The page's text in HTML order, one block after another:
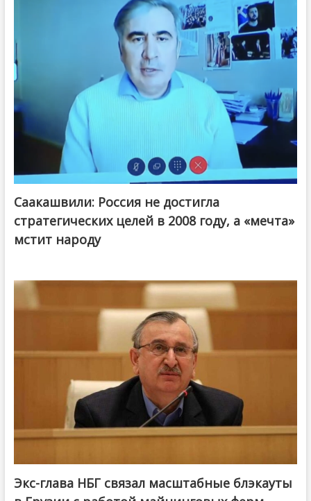
Саакашвили: Россия не достигла
стратегических целей в 2008 году, а «мечта»
мстит народу
Экс-глава НБГ связал масштабные блэкауты